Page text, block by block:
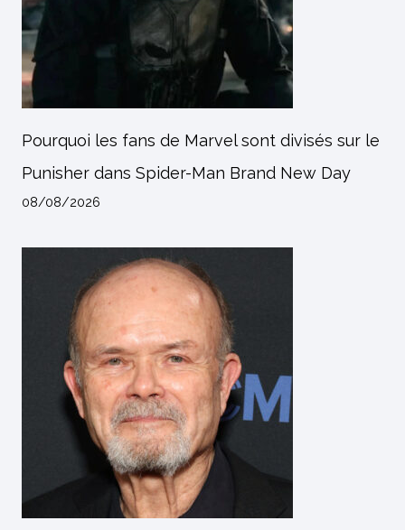
Pourquoi les fans de Marvel sont divisés sur le
Punisher dans Spider-Man Brand New Day
08/08/2026